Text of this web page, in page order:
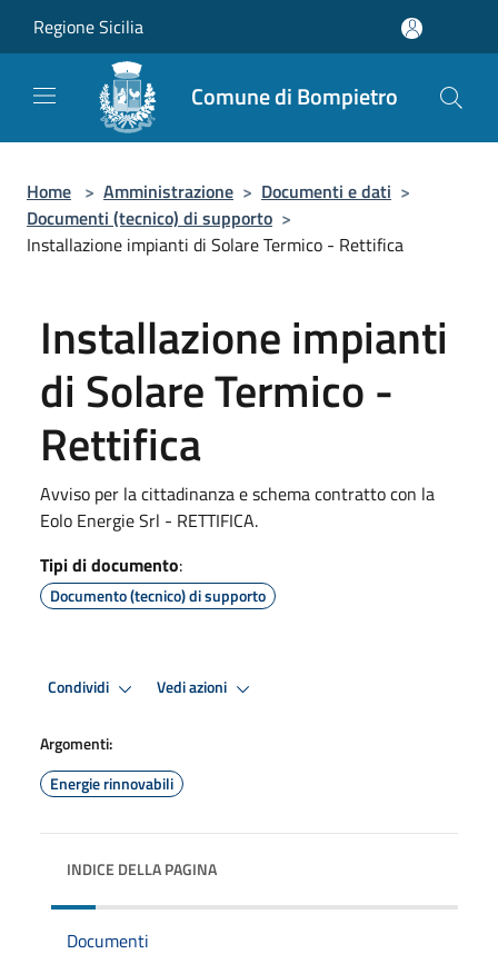
Regione Sicilia
Comune di Bompietro
Home > Amministrazione > Documenti e dati >
Documenti (tecnico) di supporto >
Installazione impianti di Solare Termico - Rettifica
Installazione impianti
di Solare Termico -
Rettifica
Avviso per la cittadinanza e schema contratto con la
Eolo Energie Srl - RETTIFICA.
Tipi di documento:
Documento (tecnico) di supporto
Condividi Vedi azioni
Argomenti:
Energie rinnovabili
INDICE DELLA PAGINA
Documenti